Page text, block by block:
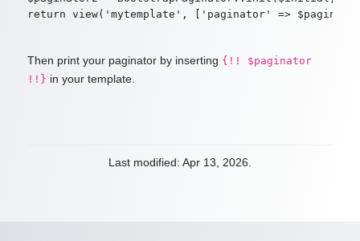
Then print your paginator by inserting {!! $paginator
!!} in your template.
Last modified: Apr 13, 2026.